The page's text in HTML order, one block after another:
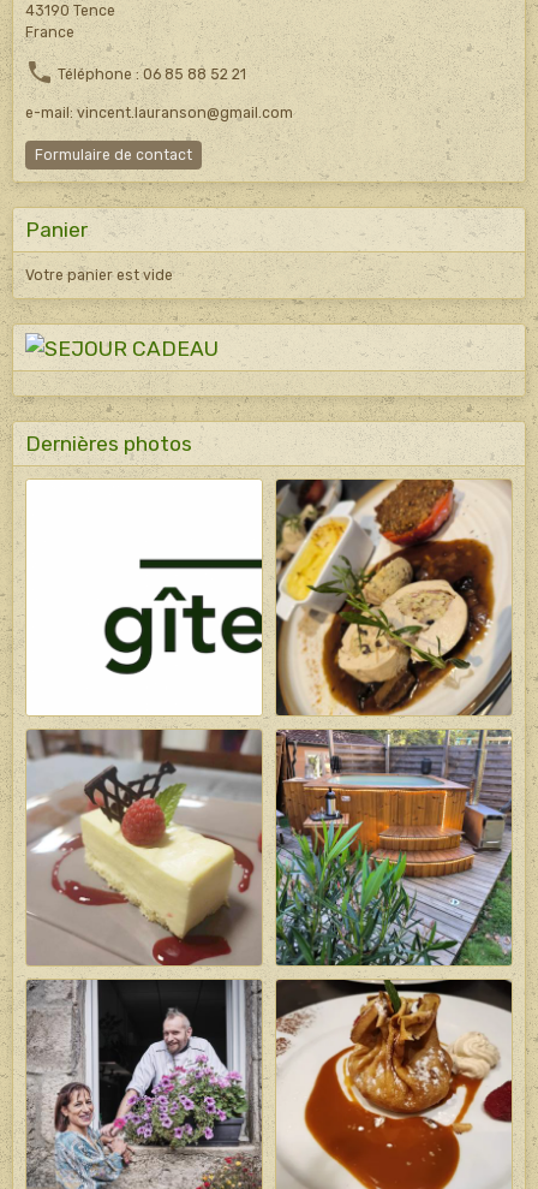
43190 Tence
France
Téléphone : 06 85 88 52 21
e-mail: vincent.lauranson@gmail.com
Formulaire de contact
Panier
Votre panier est vide
Dernières photos